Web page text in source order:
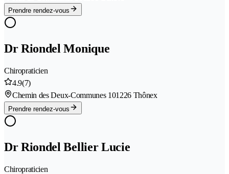
Prendre rendez-vous
Dr Riondel Monique
Chiropraticien
4.9(7)
Chemin des Deux-Communes 101226 Thônex
Prendre rendez-vous
Dr Riondel Bellier Lucie
Chiropraticien